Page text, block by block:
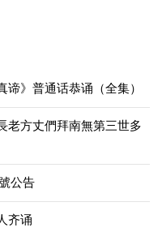
》普通话恭诵（全集）
老方丈們拜南無第三世多
公告
齐诵